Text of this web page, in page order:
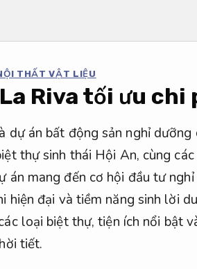
THẤT VẬT LIỆU
Riva tối ưu chi
dự án bất động sản nghỉ
thự sinh thái Hội An, cùng
án mang đến cơ hội đầu tư
hiện đại và tiềm năng sinh lời
loại biệt thự, tiện ích nổi bật
tiết.